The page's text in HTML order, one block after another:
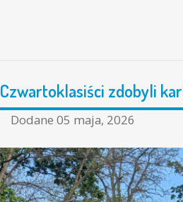
Czwartoklasiści zdobyli
Dodane 05 maja, 2026